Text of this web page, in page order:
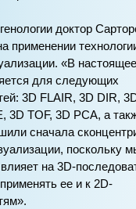
доктор
применении
«В
для следующих
3D FLAIR, 3D DIR,
3D TOF, 3D PCA, а
сначала
поскольку
на 3D-
ее и к 2D-